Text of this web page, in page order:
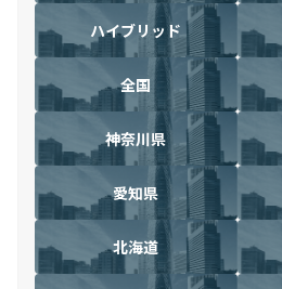
ハイブリッド
全国
神奈川県
愛知県
北海道